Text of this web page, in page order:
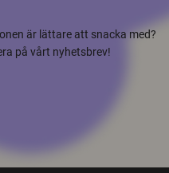
är lättare att snacka med?
på vårt nyhetsbrev!